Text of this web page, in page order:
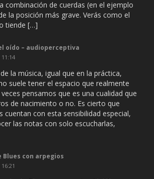
combinación de cuerdas (en el ejemplo
la posición más grave. Verás como el
tiende […]
oído – audioperceptiva
la música, igual que en la práctica,
suele tener el espacio que realmente
pensamos que es una cualidad que
de nacimiento o no. Es cierto que
cuentan con esta sensibilidad especial,
las notas con solo escucharlas,
Blues con arpegios